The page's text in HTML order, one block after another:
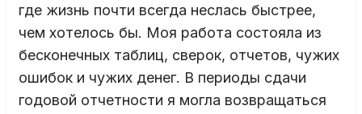
где жизнь почти всегда неслась быстрее,
чем хотелось бы. Моя работа состояла из
бесконечных таблиц, сверок, отчетов, чужих
ошибок и чужих денег. В периоды сдачи
годовой отчетности я могла возвращаться